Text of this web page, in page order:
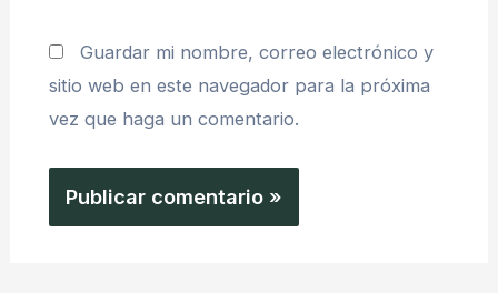
Guardar mi nombre, correo electrónico y
sitio web en este navegador para la próxima
vez que haga un comentario.